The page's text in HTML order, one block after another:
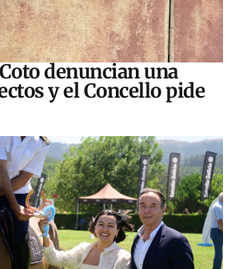
denuncian una
y el Concello pide